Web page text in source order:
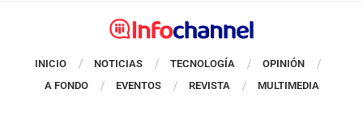
INICIO NOTICIAS TECNOLOGÍA
OPINIÓN
A FONDO
EVENTOS REVISTA MULTIMEDIA